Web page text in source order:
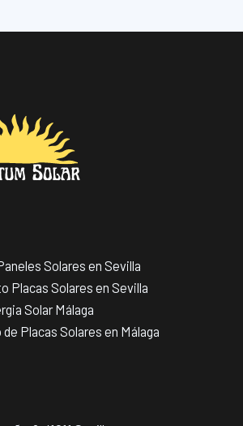
Solares en Sevilla
Placas Solares en Sevilla
Solar Málaga
Placas Solares en Málaga